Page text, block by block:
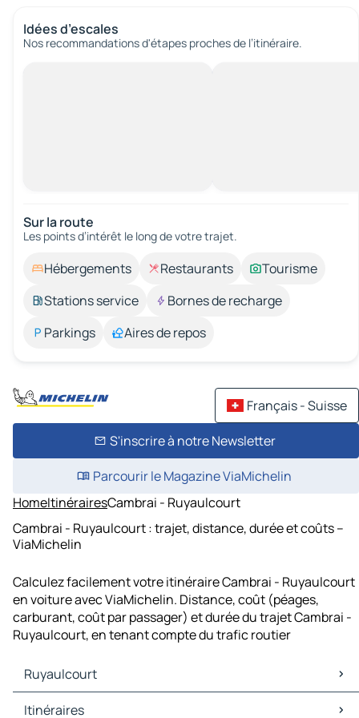
Idées d’escales
Nos recommandations d'étapes proches de l’itinéraire.
Sur la route
Les points d’intérêt le long de votre trajet.
Hébergements Restaurants
Tourisme
Stations service
Bornes de recharge
Parkings
Aires de repos
Français - Suisse
S'inscrire à notre Newsletter
Parcourir le Magazine ViaMichelin
HomeItinérairesCambrai - Ruyaulcourt
Cambrai - Ruyaulcourt : trajet, distance, durée et coûts –
ViaMichelin
Calculez facilement votre itinéraire Cambrai - Ruyaulcourt
en voiture avec ViaMichelin. Distance, coût (péages,
carburant, coût par passager) et durée du trajet Cambrai -
Ruyaulcourt, en tenant compte du trafic routier
Ruyaulcourt
Ruyaulcourt Cartes et plans
Itinéraires